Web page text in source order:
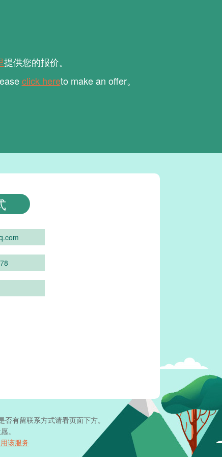
提供您的报价。
click hereto make an offer。
有留联系方式请看页面下方。
。
该服务